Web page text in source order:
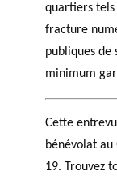
quartiers
fracture
publiques de
minimum
Cette
bénévolat au
19. Trouvez